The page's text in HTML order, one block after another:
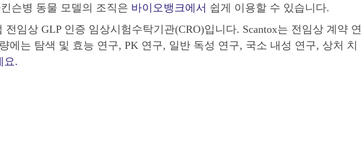
슨병 동물 모델의 조직은 바이오뱅크에서 쉽게 이용할 수 있습니다.
임상 GLP 인증 임상시험수탁기관(CRO)입니다. Scantox는 전임상 계약 연
는 탐색 및 효능 연구, PK 연구, 일반 독성 연구, 국소 내성 연구, 상처 치
요.